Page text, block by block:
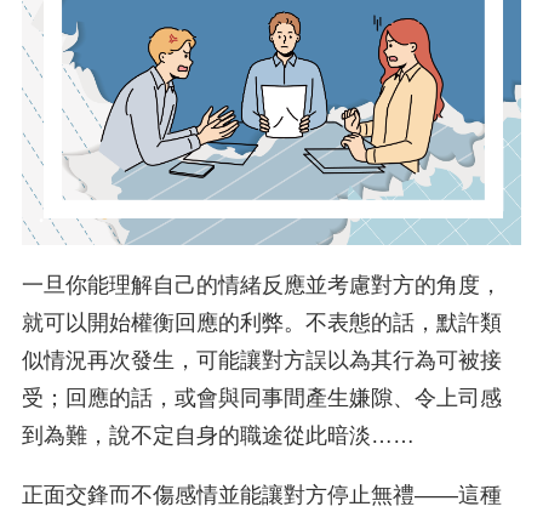
一旦你能理解自己的情緒反應並考慮對方的角度，
就可以開始權衡回應的利弊。不表態的話，默許類
似情況再次發生，可能讓對方誤以為其行為可被接
受；回應的話，或會與同事間產生嫌隙、令上司感
到為難，說不定自身的職途從此暗淡……
正面交鋒而不傷感情並能讓對方停止無禮——這種